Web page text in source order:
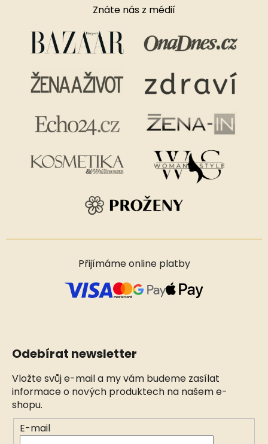
Znáte nás z médií
Přijímáme online platby
Odebírat newsletter
Vložte svůj e-mail a my vám budeme zasílat
informace o nových produktech na našem e-
shopu.
E-mail